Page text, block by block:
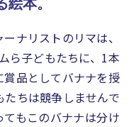
ナリストのリマは、
ら子どもたちに、1本
品としてバナナを授
ちは競争しませんで
もこのバナナは分け